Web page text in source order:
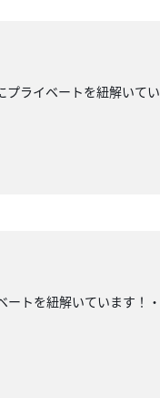
ライベートを紐解いて
トを紐解いています！